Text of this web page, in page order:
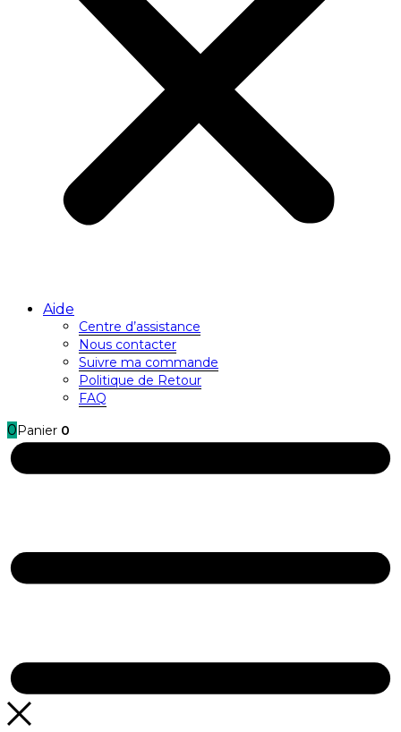
Aide
Centre d’assistance
Nous contacter
Suivre ma commande
Politique de Retour
FAQ
0 Panier 0